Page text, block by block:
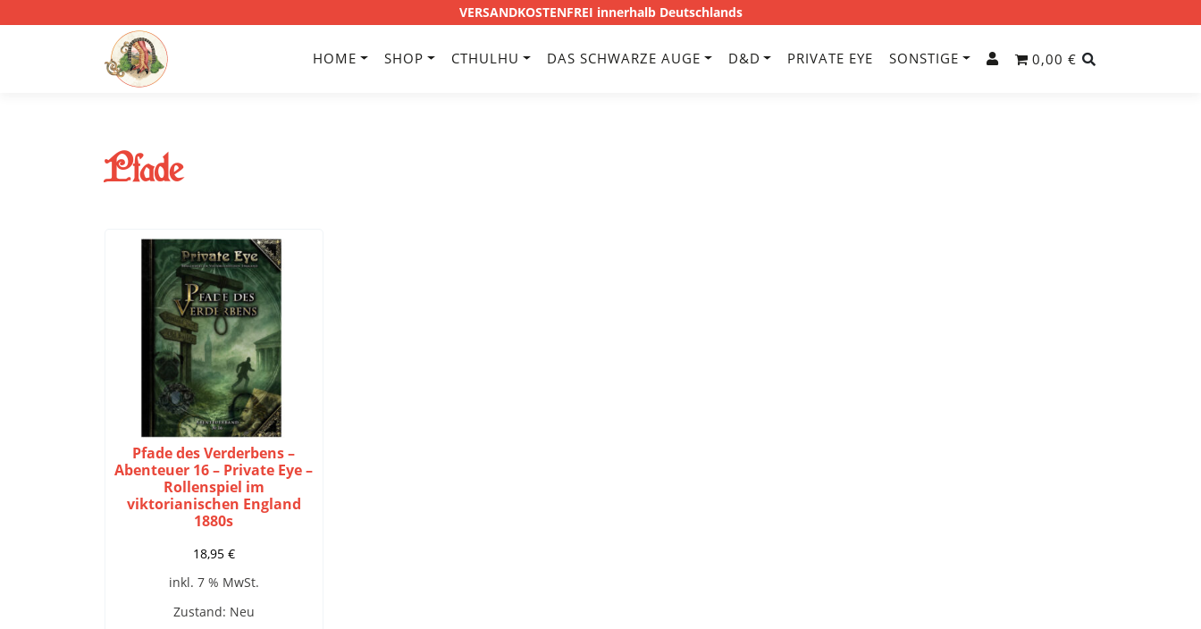
VERSANDKOSTENFREI innerhalb Deutschlands
HOME SHOP CTHULHU DAS SCHWARZE AUGE D&D PRIVATE EYE SONSTIGE 0,00 €
Pfade
Pfade des Verderbens –
Abenteuer 16 – Private Eye –
Rollenspiel im
viktorianischen England
1880s
18,95 €
inkl. 7 % MwSt.
Zustand: Neu